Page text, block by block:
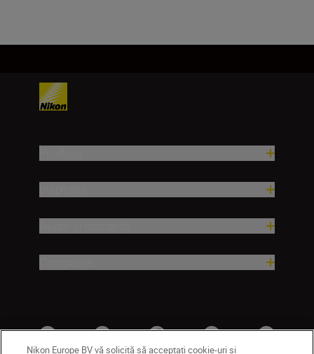
Nikon Europe BV vă solicită să acceptați cookie-uri și